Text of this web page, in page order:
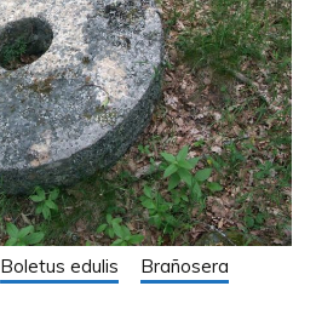
Boletus edulis
Brañosera